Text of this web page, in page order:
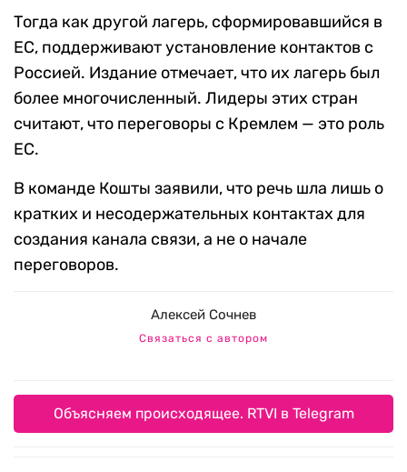
Тогда как другой лагерь, сформировавшийся в
ЕС, поддерживают установление контактов с
Россией. Издание отмечает, что их лагерь был
более многочисленный. Лидеры этих стран
считают, что переговоры с Кремлем — это роль
ЕС.
В команде Кошты заявили, что речь шла лишь о
кратких и несодержательных контактах для
создания канала связи, а не о начале
переговоров.
Алексей Сочнев
Связаться с автором
Объясняем происходящее. RTVI в Telegram